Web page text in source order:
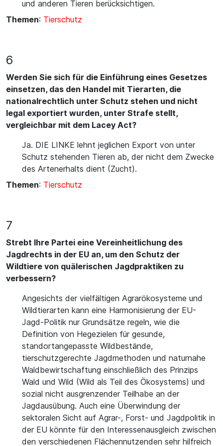
und anderen Tieren berücksichtigen.
Themen: Tierschutz
6
Werden Sie sich für die Einführung eines Gesetzes
einsetzen, das den Handel mit Tierarten, die
nationalrechtlich unter Schutz stehen und nicht
legal exportiert wurden, unter Strafe stellt,
vergleichbar mit dem Lacey Act?
Ja. DIE LINKE lehnt jeglichen Export von unter
Schutz stehenden Tieren ab, der nicht dem Zwecke
des Artenerhalts dient (Zucht).
Themen: Tierschutz
7
Strebt Ihre Partei eine Vereinheitlichung des
Jagdrechts in der EU an, um den Schutz der
Wildtiere von quälerischen Jagdpraktiken zu
verbessern?
Angesichts der vielfältigen Agrarökosysteme und
Wildtierarten kann eine Harmonisierung der EU-
Jagd-Politik nur Grundsätze regeln, wie die
Definition von Hegezielen für gesunde,
standortangepasste Wildbestände,
tierschutzgerechte Jagdmethoden und naturnahe
Waldbewirtschaftung einschließlich des Prinzips
Wald und Wild (Wild als Teil des Ökosystems) und
sozial nicht ausgrenzender Teilhabe an der
Jagdausübung. Auch eine Überwindung der
sektoralen Sicht auf Agrar-, Forst- und Jagdpolitik in
der EU könnte für den Interessenausgleich zwischen
den verschiedenen Flächennutzenden sehr hilfreich